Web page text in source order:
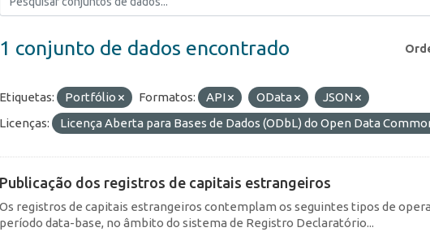
1 conjunto de dados encontrado
Etiquetas: Portfólio Formatos: API OData
JSON
Licenças:
Licença Aberta para Bases de Dados (ODbL) do Open Data
Publicação dos registros de capitais estrangeiros
Os registros de capitais estrangeiros contemplam os seguintes tipos de
período data-base, no âmbito do sistema de Registro Declaratório...